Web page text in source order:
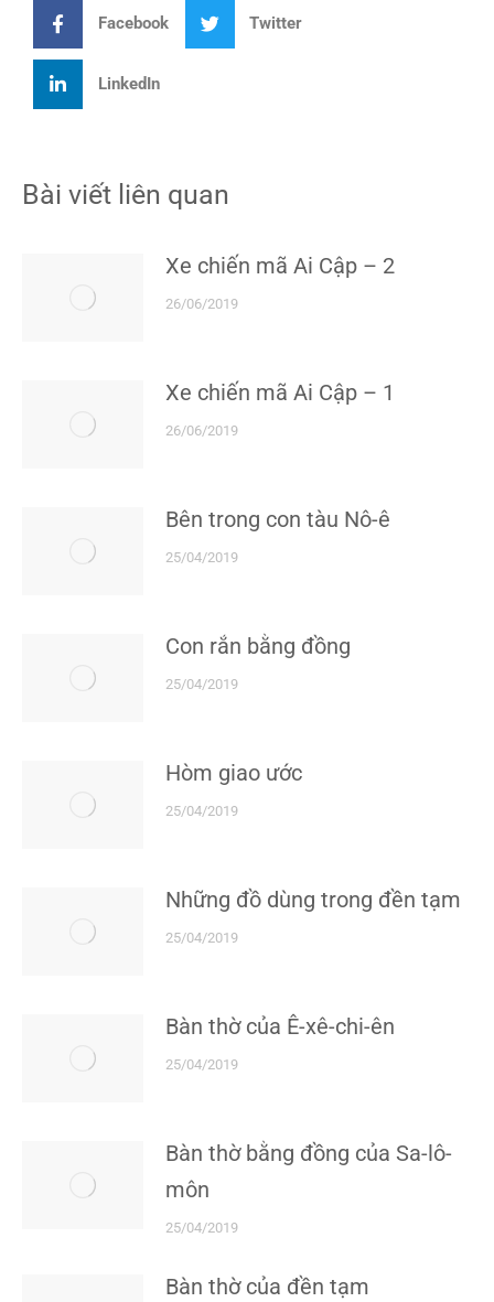
Facebook Twitter
LinkedIn
Bài viết liên quan
Xe chiến mã Ai Cập – 2
26/06/2019
Xe chiến mã Ai Cập – 1
26/06/2019
Bên trong con tàu Nô-ê
25/04/2019
Con rắn bằng đồng
25/04/2019
Hòm giao ước
25/04/2019
Những đồ dùng trong đền tạm
25/04/2019
Bàn thờ của Ê-xê-chi-ên
25/04/2019
Bàn thờ bằng đồng của Sa-lô-
môn
25/04/2019
Bàn thờ của đền tạm